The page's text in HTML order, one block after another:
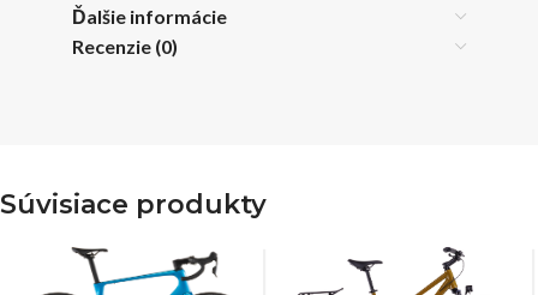
Ďalšie informácie
Recenzie (0)
Súvisiace produkty